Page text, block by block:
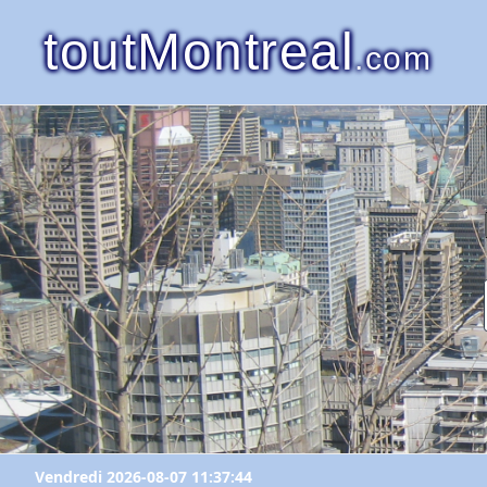
toutMontreal.com
Vendredi 2026-08-07 11:37:44